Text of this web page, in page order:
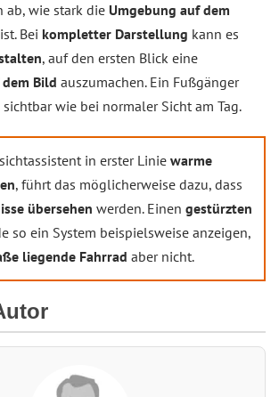
ab, wie stark die Umgebung auf dem
Bei kompletter Darstellung kann es
, auf den ersten Blick eine
Bild auszumachen. Ein Fußgänger
wie bei normaler Sicht am Tag.
in erster Linie warme
, führt das möglicherweise dazu, dass
übersehen werden. Einen gestürzten
so ein System beispielsweise anzeigen,
liegende Fahrrad aber nicht.